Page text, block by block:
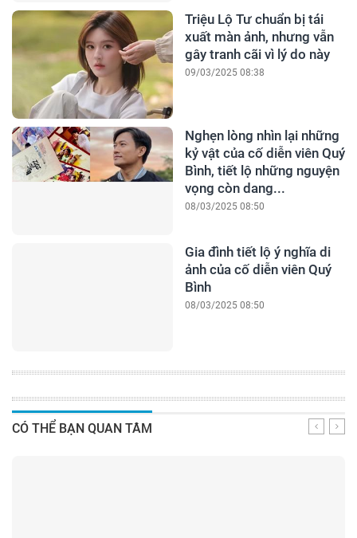
Triệu Lộ Tư chuẩn bị tái
xuất màn ảnh, nhưng vẫn
gây tranh cãi vì lý do này
09/03/2025 08:38
Nghẹn lòng nhìn lại những
kỷ vật của cố diễn viên Quý
Bình, tiết lộ những nguyện
vọng còn dang...
08/03/2025 08:50
Gia đình tiết lộ ý nghĩa di
ảnh của cố diễn viên Quý
Bình
08/03/2025 08:50
CÓ THỂ BẠN QUAN TÂM